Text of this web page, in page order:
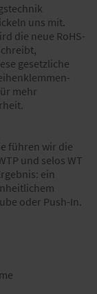
uns mit.
die neue RoHS-
gesetzliche
mehr
führen wir die
und selos WT
ein
oder Push-In.​